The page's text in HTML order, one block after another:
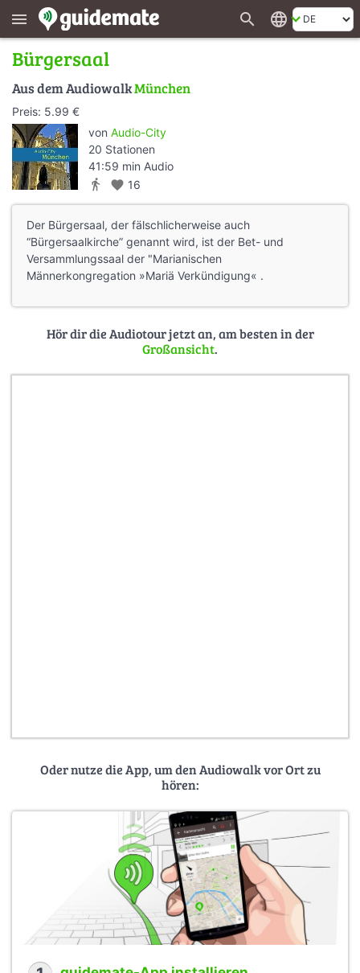
menu search language
Bürgersaal
Aus dem AudiowalkMünchen
Preis: 5.99 €
von Audio-City
20 Stationen
41:59 min Audio
directions_walk favorite 16
Der Bürgersaal, der fälschlicherweise auch
“Bürgersaalkirche” genannt wird, ist der Bet- und
Versammlungssaal der "Marianischen
Männerkongregation »Mariä Verkündigung« .
Hör dir die Audiotour jetzt an, am besten in der
Großansicht.
Oder nutze die App, um den Audiowalk vor Ort zu
hören: